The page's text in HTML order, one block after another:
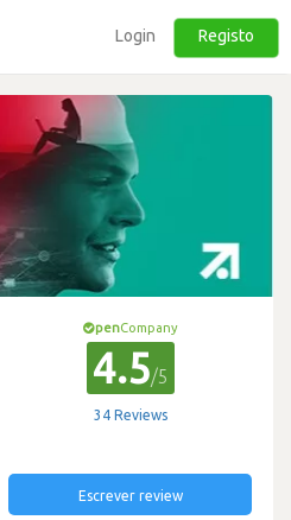
Login Registo
penCompany
4.5/5
34 Reviews
Escrever review